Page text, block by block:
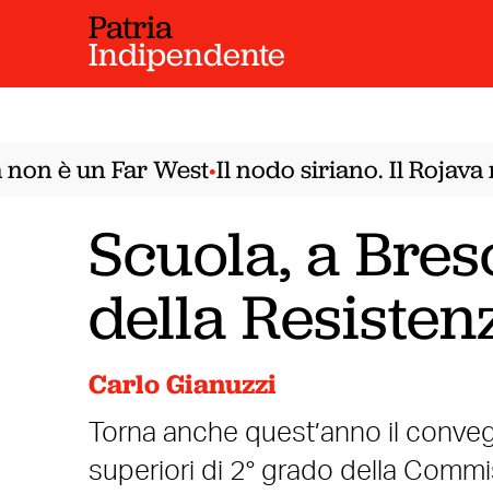
Patria
Indipendente
è un Far West•Il nodo siriano. Il Rojava
Scuola, a
della
Carlo Gianuzzi
Torna anche quest’anno il
superiori di 2° grado della